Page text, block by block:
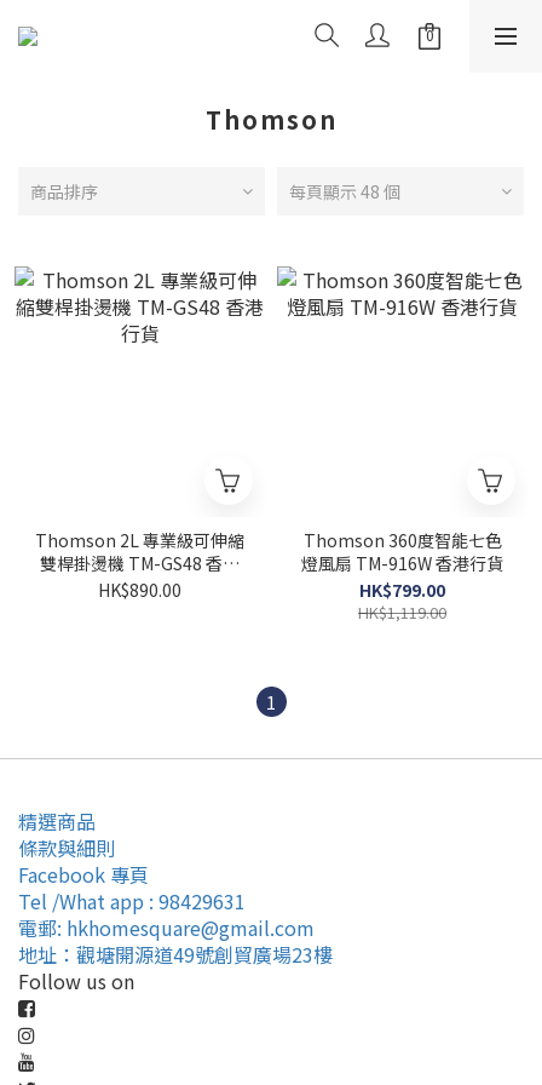
Thomson
商品排序 每頁顯示 48 個
Thomson 2L 專業級可伸縮
雙桿掛燙機 TM-GS48 香港
行貨
HK$890.00
Thomson 360度智能七色
燈風扇 TM-916W 香港行貨
HK$799.00
HK$1,119.00
1
精選商品
條款與細則
Facebook 專頁
Tel /What app : 98429631
電郵: hkhomesquare@gmail.com
地址：觀塘開源道49號創貿廣場23樓
Follow us on